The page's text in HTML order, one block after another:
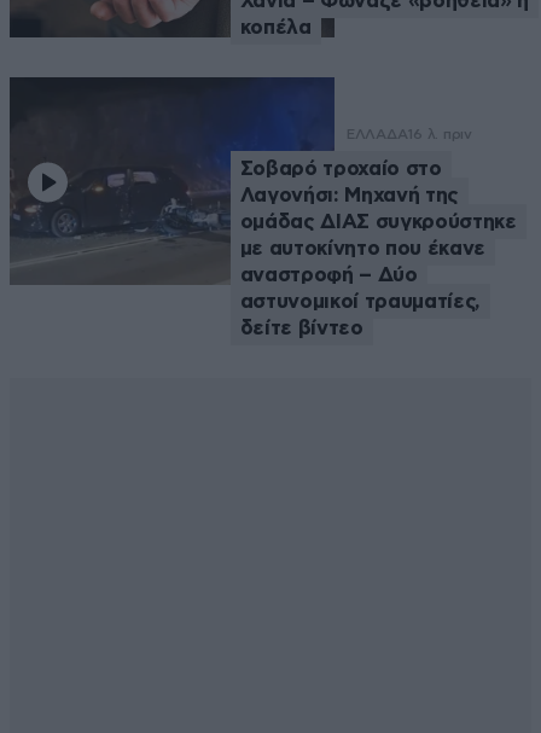
κοπέλα
ΕΛΛΑΔΑ 16 λ. πριν
Σοβαρό τροχαίο στο
Λαγονήσι: Μηχανή της
ομάδας ΔΙΑΣ συγκρούστηκε
με αυτοκίνητο που έκανε
αναστροφή – Δύο
αστυνομικοί τραυματίες,
δείτε βίντεο